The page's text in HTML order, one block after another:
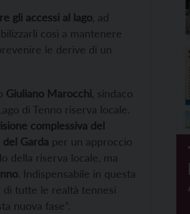
gli accessi al lago , ad
così a mantenere
le derive di un
Giuliano Marocchi , sindaco
di Tenno riserva locale.
complessiva del
Garda per un approccio
della riserva locale, ma
. Indispensabile in questa
tutte le realtà tennesi
nuova fase”.